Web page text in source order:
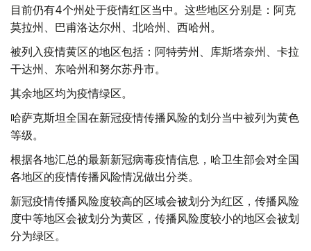
目前仍有4个州处于疫情红区当中。这些地区分别是：阿克
莫拉州、巴甫洛达尔州、北哈州、西哈州。
被列入疫情黄区的地区包括：阿特劳州、库斯塔奈州、卡拉
干达州、东哈州和努尔苏丹市。
其余地区均为疫情绿区。
哈萨克斯坦全国在新冠疫情传播风险的划分当中被列为黄色
等级。
根据各地汇总的最新新冠病毒疫情信息，哈卫生部会对全国
各地区的疫情传播风险情况做出分类。
新冠疫情传播风险度较高的区域会被划分为红区，传播风险
度中等地区会被划分为黄区，传播风险度较小的地区会被划
分为绿区。